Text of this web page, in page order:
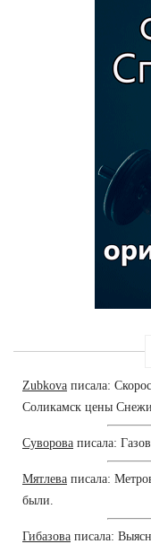
Zubkova писала:
Соликамск цены
Суворова писала:
Мятлева писала:
были.
Гибазова писала: